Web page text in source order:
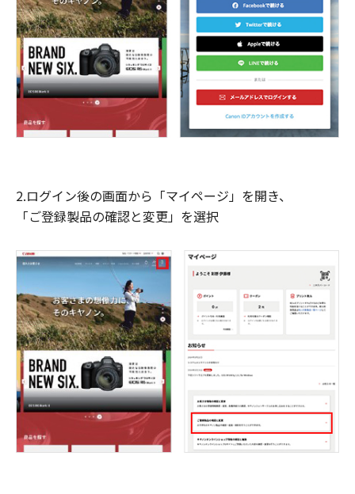
2.ログイン後の画面から「マイページ」を開き、
「ご登録製品の確認と変更」を選択